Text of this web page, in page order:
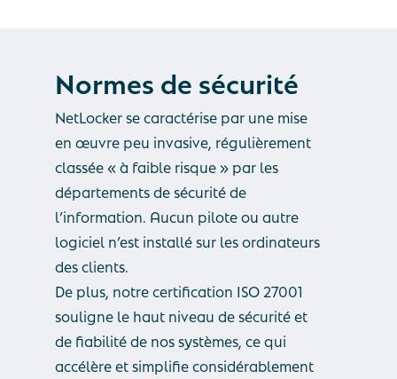
Normes de sécurité
NetLocker se caractérise par une mise
en œuvre peu invasive, régulièrement
classée « à faible risque » par les
départements de sécurité de
l’information. Aucun pilote ou autre
logiciel n’est installé sur les ordinateurs
des clients.
De plus, notre certification ISO 27001
souligne le haut niveau de sécurité et
de fiabilité de nos systèmes, ce qui
accélère et simplifie considérablement